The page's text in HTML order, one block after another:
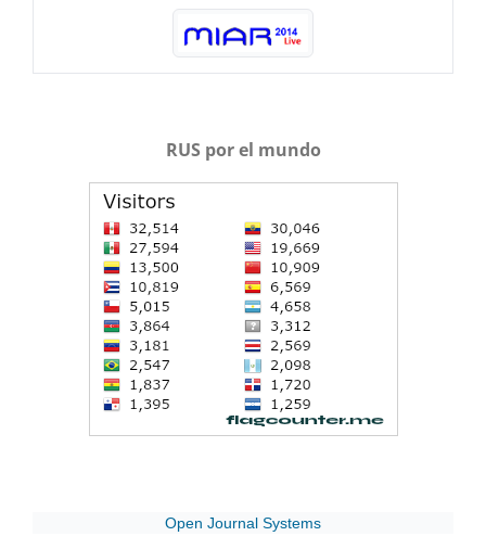
RUS por el mundo
Open Journal Systems